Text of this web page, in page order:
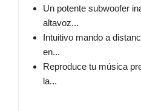
Un potente subwoofer
altavoz...
Intuitivo mando a
en...
Reproduce tu música
la...